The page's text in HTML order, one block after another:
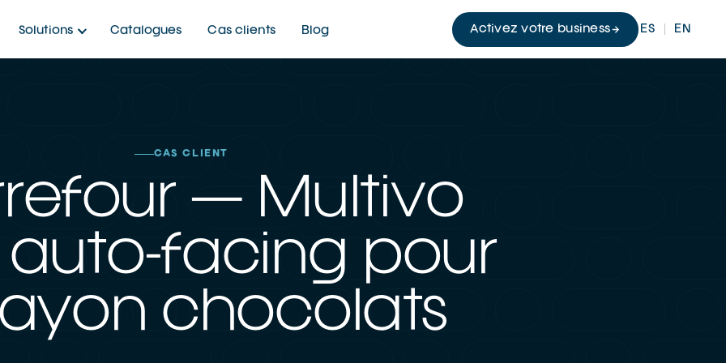
Solutions Catalogues Cas clients Blog ES EN
Activez votre business
CAS CLIENT
— Multivo
auto-facing pour
chocolats